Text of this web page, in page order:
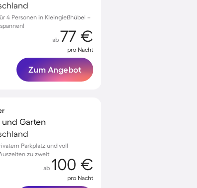
4 Personen in Kleingießhübel –
ab 77 €
pro Nacht
Zum Angebot
und Garten
Parkplatz und voll
zu zweit
ab 100 €
pro Nacht